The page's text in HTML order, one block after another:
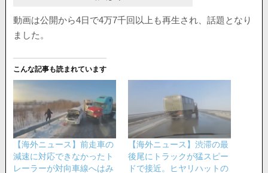
動画は公開から4日で4万7千回以上も再生され、話題となり
ました。
こんな記事も読まれています
【海外ニュース】前走車の
減速に対応できなかったト
レーラーが対向車線へはみ
【海外ニュース】渋滞の最
後尾にトラックが猛スピー
ドで接近。ヒヤリハットの